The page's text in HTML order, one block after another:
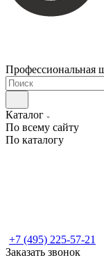
Профессиональная
Каталог
По всему сайту
По каталогу
+7 (495) 225-57-21
Заказать звонок